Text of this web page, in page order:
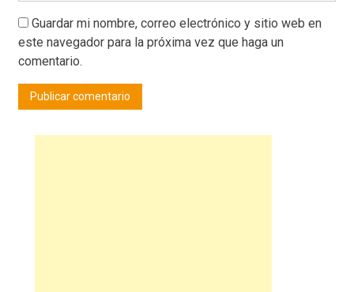
Guardar mi nombre, correo electrónico y sitio web en
este navegador para la próxima vez que haga un
comentario.